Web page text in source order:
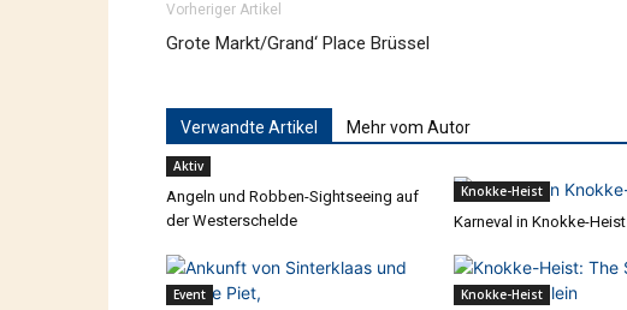
Vorheriger Artikel
Grote Markt/Grand‘ Place Brüssel
Verwandte Artikel Mehr vom Autor
Aktiv
Angeln und Robben-Sightseeing auf
der Westerschelde
Knokke-Heist
Karneval in Knokke-Heist
Event Knokke-Heist